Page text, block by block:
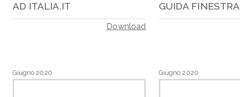
AD ITALIA.IT
Download
GUIDA FINESTRA
Giugno 2020 Giugno 2020